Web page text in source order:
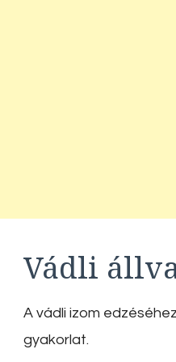
Vádli
A vádli izom
gyakorlat.